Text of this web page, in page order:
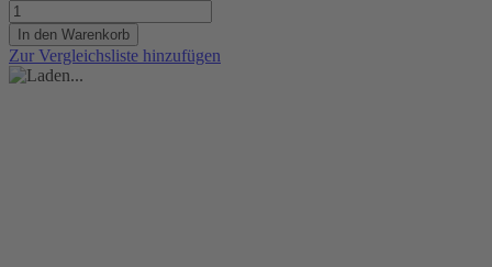
In den Warenkorb
Zur Vergleichsliste hinzufügen